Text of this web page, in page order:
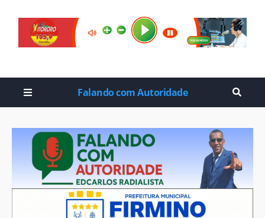
Falando com Autoridade